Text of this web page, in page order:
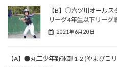
【B】◯六ツ川オールス
リーグ4年生以下リー
2021年6月20日
【A】●丸二少年野球部 1-2 (やまびこ